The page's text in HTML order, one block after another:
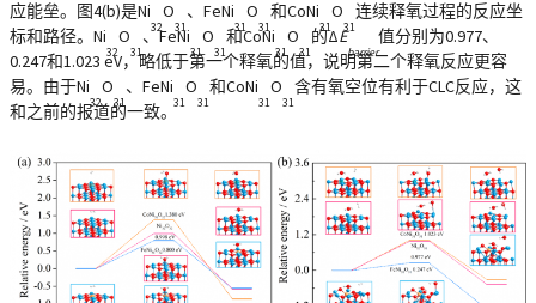
应能垒。图4(b)是Ni
32
O
31
、FeNi
31
O
31
和CoNi
31
O
31
连续释氧过程的反应坐
标和路径。Ni
32
O
31
、FeNi
31
O
31
和CoNi
31
O
31
的ΔE
barrier
值分别为0.977、
0.247和1.023 eV，略低于第一个释氧的值，说明第二个释氧反应更容
易。由于Ni
32
O
31
、FeNi
31
O
31
和CoNi
31
O
31
含有氧空位有利于CLC反应，这
和之前的报道的一致。